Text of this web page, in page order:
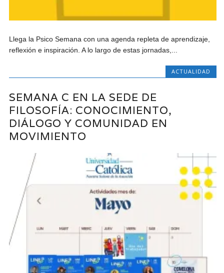
Llega la Psico Semana con una agenda repleta de aprendizaje,
reflexión e inspiración. A lo largo de estas jornadas,...
ACTUALIDAD
SEMANA C EN LA SEDE DE
FILOSOFÍA: CONOCIMIENTO,
DIÁLOGO Y COMUNIDAD EN
MOVIMIENTO